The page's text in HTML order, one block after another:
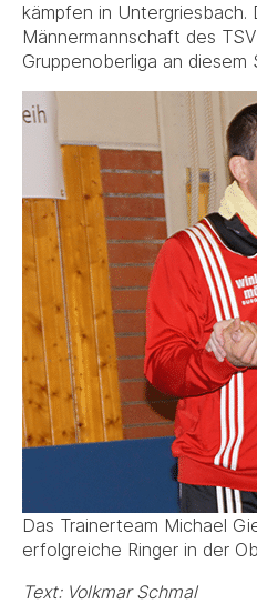
kämpfen in Untergriesbach.
Männermannschaft des
Gruppenoberliga an diesem
Das Trainerteam Michael
erfolgreiche Ringer in der
Text: Volkmar Schmal